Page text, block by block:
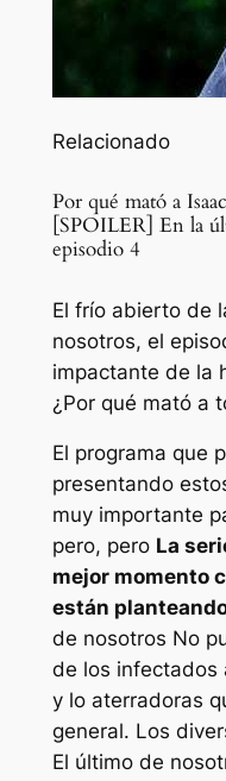
Relacionado
Por qué mató a
[SPOILER] En la
episodio 4
El frío abierto de
nosotros, el
impactante de la
¿Por qué mató a
El programa que
presentando
muy importante
pero, pero La
mejor momento
están
de nosotros No
de los infectados
y lo aterradoras
general. Los
El último de